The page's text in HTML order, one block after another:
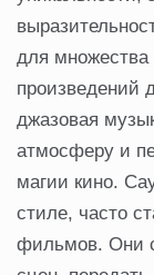
для
произведений
джазовая
атмосферу и
магии кино.
стиле, часто
фильмов. Они